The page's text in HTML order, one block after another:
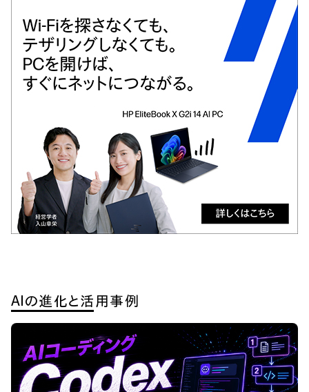
AIの進化と活用事例